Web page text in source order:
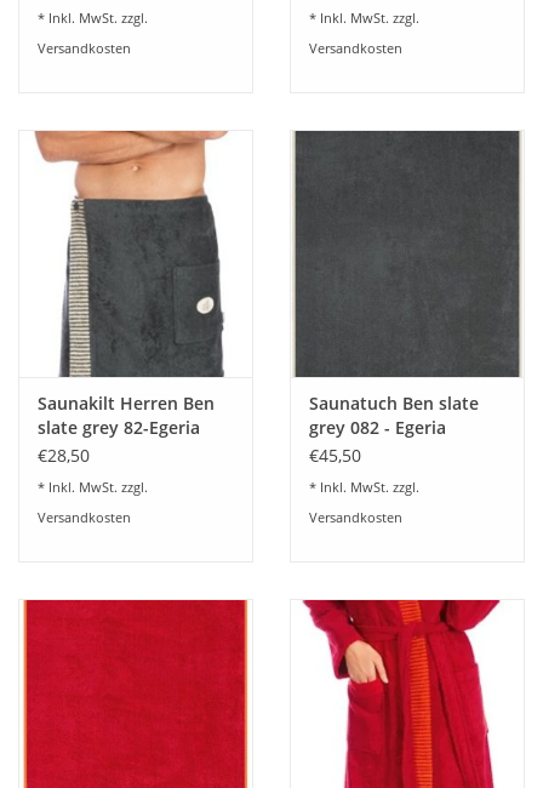
* Inkl. MwSt. zzgl.
Versandkosten
* Inkl. MwSt. zzgl.
Versandkosten
Saunakilt Herren Ben
slate grey 82-Egeria
€28,50
* Inkl. MwSt. zzgl.
Versandkosten
Saunatuch Ben slate
grey 082 - Egeria
€45,50
* Inkl. MwSt. zzgl.
Versandkosten